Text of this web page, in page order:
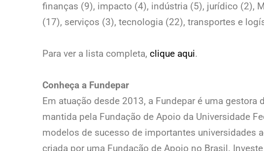
finanças (9), impacto (4), indústria (5), jurídico (2),
(17), serviços (3), tecnologia (22), transportes e
Para ver a lista completa,clique aqui.
Conheça a Fundepar
Em atuação desde 2013, a Fundepar é uma
mantida pela Fundação de Apoio da Universidade
modelos de sucesso de importantes universidades
criada por uma Fundação de Apoio no Brasil.